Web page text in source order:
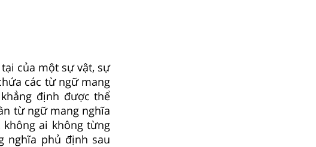
của một sự vật, sự
các từ ngữ mang
định được thể
từ ngữ mang nghĩa
không ai không từng
nghĩa phủ định sau